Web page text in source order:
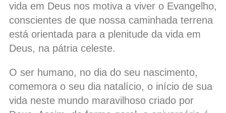
vida em Deus nos motiva a viver o Evangelho,
conscientes de que nossa caminhada terrena
está orientada para a plenitude da vida em
Deus, na pátria celeste.
O ser humano, no dia do seu nascimento,
comemora o seu dia natalício, o início de sua
vida neste mundo maravilhoso criado por